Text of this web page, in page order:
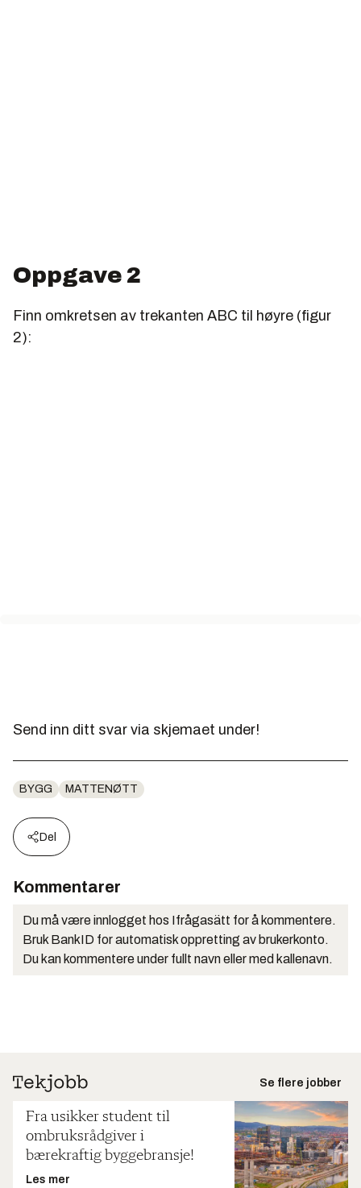
Oppgave 2
Finn omkretsen av trekanten ABC til høyre (figur
2):
Send inn ditt svar via skjemaet under!
BYGG MATTENØTT
Del
Kommentarer
Du må være innlogget hos Ifrågasätt for å kommentere.
Bruk BankID for automatisk oppretting av brukerkonto.
Du kan kommentere under fullt navn eller med kallenavn.
Se flere jobber
Fra usikker student til
ombruksrådgiver i
bærekraftig byggebransje!
Les mer